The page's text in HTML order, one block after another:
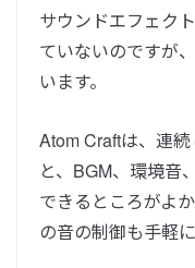
サウンドエフェク
ていないのですが
います。
Atom Craftは、連
と、BGM、環境音
できるところがよか
の音の制御も手軽